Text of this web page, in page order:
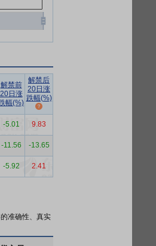
解禁前
20日涨
幅(%)
解禁后
20日涨
跌幅(%)
-5.01 9.83
-11.56 -13.65
-5.92 2.41
准确性、真实